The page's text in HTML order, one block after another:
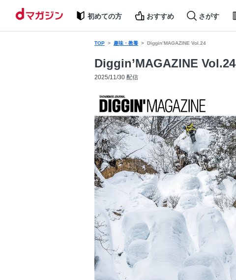
初めての方 おすすめ さがす
TOP 趣味・教養 Diggin’MAGAZINE Vol.24
Diggin’MAGAZINE Vol.24
2025/11/30 配信